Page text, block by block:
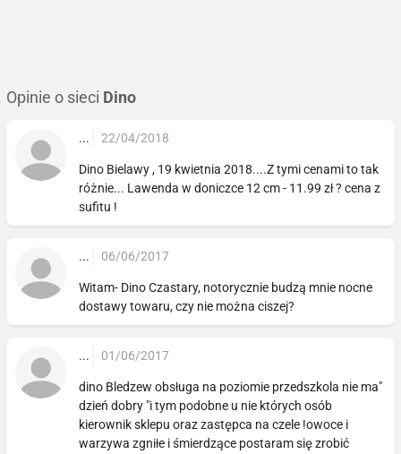
Opinie o sieci Dino
... 22/04/2018
Dino Bielawy , 19 kwietnia 2018....Z tymi cenami to tak
różnie... Lawenda w doniczce 12 cm - 11.99 zł ? cena z
sufitu !
... 06/06/2017
Witam- Dino Czastary, notorycznie budzą mnie nocne
dostawy towaru, czy nie można ciszej?
... 01/06/2017
dino Bledzew obsługa na poziomie przedszkola nie ma"
dzień dobry "i tym podobne u nie których osób
kierownik sklepu oraz zastępca na czele !owoce i
warzywa zgniłe i śmierdzące postaram się zrobić